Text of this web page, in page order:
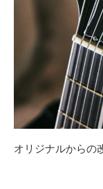
オリジナルからの